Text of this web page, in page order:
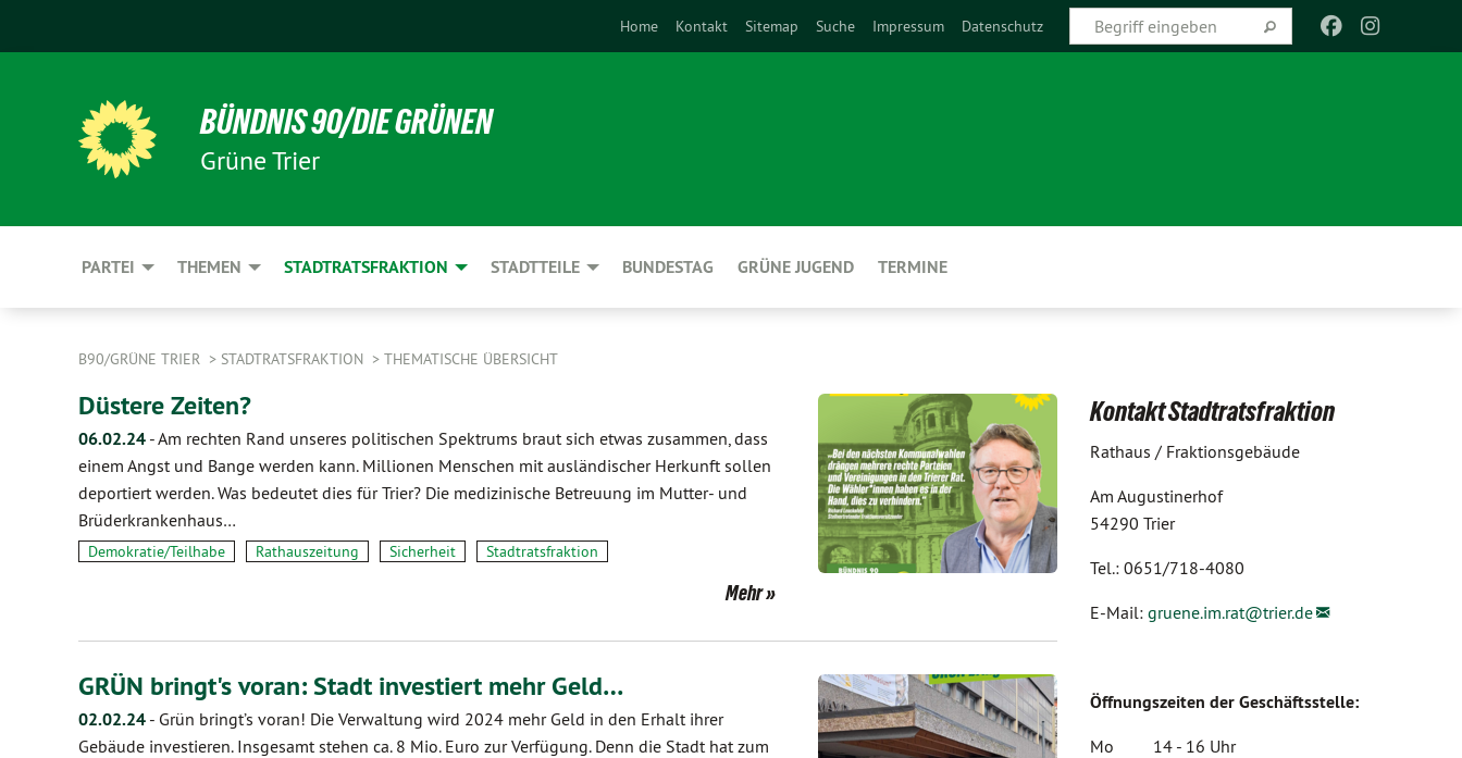
Home Kontakt Sitemap Suche Impressum Datenschutz
BÜNDNIS 90/DIE GRÜNEN
Grüne Trier
PARTEI THEMEN STADTRATSFRAKTION STADTTEILE BUNDESTAG GRÜNE JUGEND TERMINE
B90/GRÜNE TRIER STADTRATSFRAKTION THEMATISCHE ÜBERSICHT
Düstere Zeiten?
06.02.24 -Am rechten Rand unseres politischen Spektrums braut sich etwas zusammen, dass
einem Angst und Bange werden kann. Millionen Menschen mit ausländischer Herkunft sollen
deportiert werden. Was bedeutet dies für Trier? Die medizinische Betreuung im Mutter- und
Brüderkrankenhaus…
Demokratie/Teilhabe Rathauszeitung Sicherheit Stadtratsfraktion
Mehr
GRÜN bringt's voran: Stadt investiert mehr Geld…
02.02.24 - Grün bringt’s voran! Die Verwaltung wird 2024 mehr Geld in den Erhalt ihrer
Gebäude investieren. Insgesamt stehen ca. 8 Mio. Euro zur Verfügung. Denn die Stadt hat zum
Kontakt Stadtratsfraktion
Rathaus / Fraktionsgebäude
Am Augustinerhof
54290 Trier
Tel.: 0651/718-4080
E-Mail: gruene.im.rat@trier.de
Öffnungszeiten der Geschäftsstelle:
Mo 14 - 16 Uhr